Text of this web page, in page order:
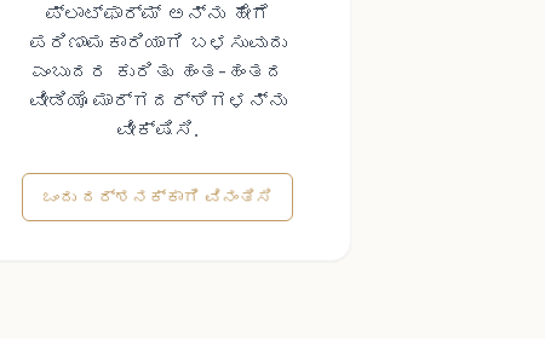
ಪ್ಲಾಟ್‌ಫಾರ್ಮ್ ಅನ್ನು ಹೇಗೆ
ಪರಿಣಾಮಕಾರಿಯಾಗಿ ಬಳಸುವುದು
ಎಂಬುದರ ಕುರಿತು ಹಂತ-ಹಂತದ
ವೀಡಿಯೊ ಮಾರ್ಗದರ್ಶಿಗಳನ್ನು
ವೀಕ್ಷಿಸಿ.
ಒಂದು ದರ್ಶನಕ್ಕಾಗಿ ವಿನಂತಿಸಿ